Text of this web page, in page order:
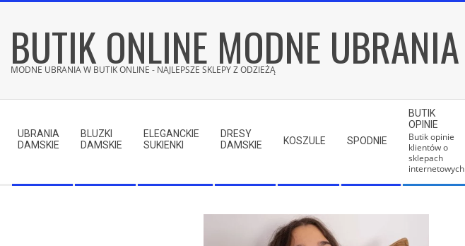
contentBUTIK ONLINE MODNE UBRANIA
MODNE UBRANIA W BUTIK ONLINE - NAJLEPSZE SKLEPY Z ODZIEŻĄ
Menu
UBRANIA
DAMSKIE
BLUZKI
DAMSKIE
ELEGANCKIE
SUKIENKI
DRESY
DAMSKIE
KOSZULE SPODNIE
BUTIK
OPINIE
Butik opinie
klientów o
sklepach
internetowych